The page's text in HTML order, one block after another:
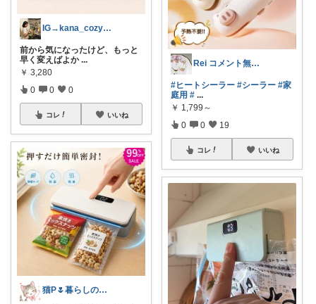
IG→kana_cozydays
前から気になったけど、もっと
早く変えばよか ...
￥ 3,280
0 0 0
コレ いいね
猫P🌷暮らしの中で見つけたお気に入り
Rei コメント無く経由購入します♪
#ヒートシーラー #シーラー #家
庭用 # ...
￥ 1,799～
0 0 19
コレ いいね